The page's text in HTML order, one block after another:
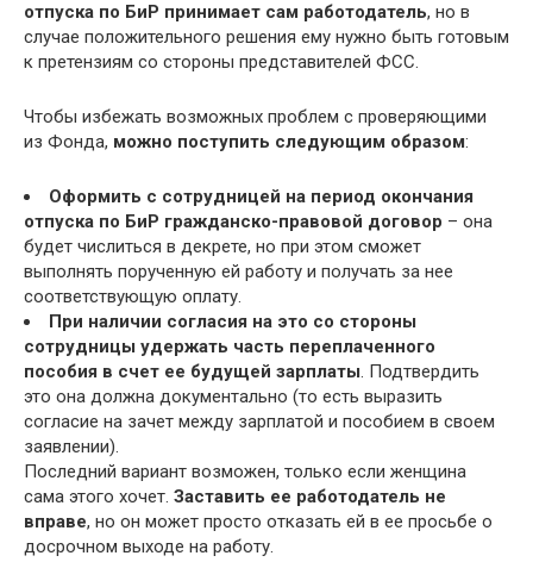
отпуска по БиР принимает сам работодатель, но в
случае положительного решения ему нужно быть готовым
к претензиям со стороны представителей ФСС.
Чтобы избежать возможных проблем с проверяющими
из Фонда, можно поступить следующим образом:
Оформить с сотрудницей на период окончания
отпуска по БиР гражданско-правовой договор – она
будет числиться в декрете, но при этом сможет
выполнять порученную ей работу и получать за нее
соответствующую оплату.
При наличии согласия на это со стороны
сотрудницы удержать часть переплаченного
пособия в счет ее будущей зарплаты. Подтвердить
это она должна документально (то есть выразить
согласие на зачет между зарплатой и пособием в своем
заявлении).
Последний вариант возможен, только если женщина
сама этого хочет. Заставить ее работодатель не
вправе, но он может просто отказать ей в ее просьбе о
досрочном выходе на работу.